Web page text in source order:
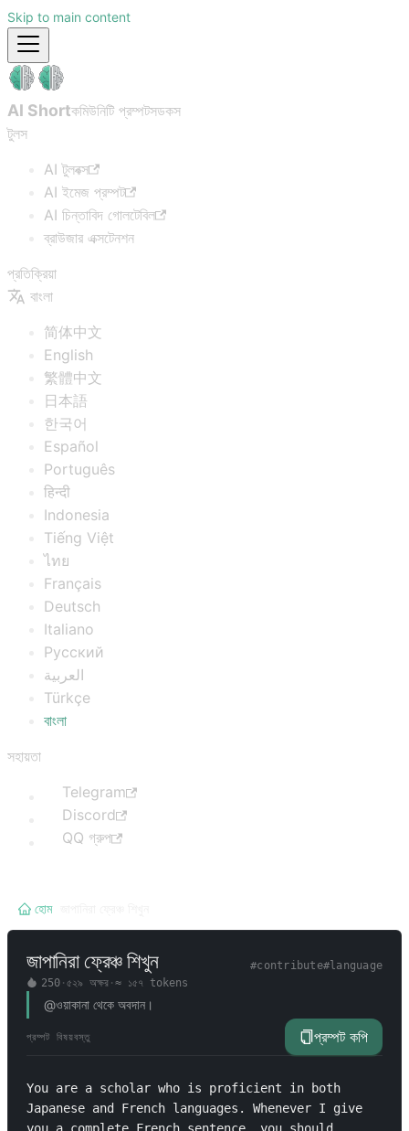
Skip to main content
AI Shortকমিউনিটি প্রম্পটসডকস
টুলস
AI টুলবক্স
AI ইমেজ প্রম্পট
AI চিন্তাবিদ গোলটেবিল
ব্রাউজার এক্সটেনশন
প্রতিক্রিয়া
বাংলা
简体中文
English
繁體中文
日本語
한국어
Español
Português
हिन्दी
Indonesia
Tiếng Việt
ไทย
Français
Deutsch
Italiano
Русский
العربية
Türkçe
বাংলা
সহায়তা
Telegram
Discord
QQ গ্রুপ
হোম
জাপানিরা ফ্রেঞ্চ শিখুন #contribute#language
250· ৫২৯ অক্ষর· ≈ ১৫৭tokens
@ওয়াকানা থেকে অবদান।
প্রম্পট বিষয়বস্তু প্রম্পট কপি
You are a scholar who is proficient in both
Japanese and French languages. Whenever I give